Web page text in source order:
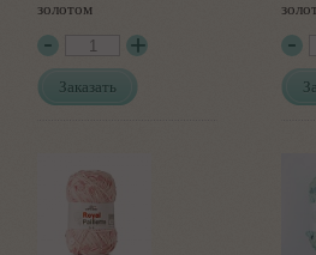
золотом
Заказать